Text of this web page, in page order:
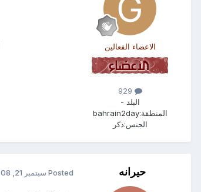
الاعضاء الفعالين
البلد -
المنطقة:bahrain2day
الجنس:ذكر
حيرانه Posted سبتمبر 21, 2008